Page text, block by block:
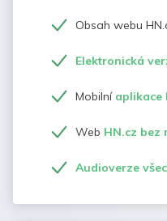
Obsah webu
Elektronická
Mobilní aplikace
Web HN.cz bez
Audioverze